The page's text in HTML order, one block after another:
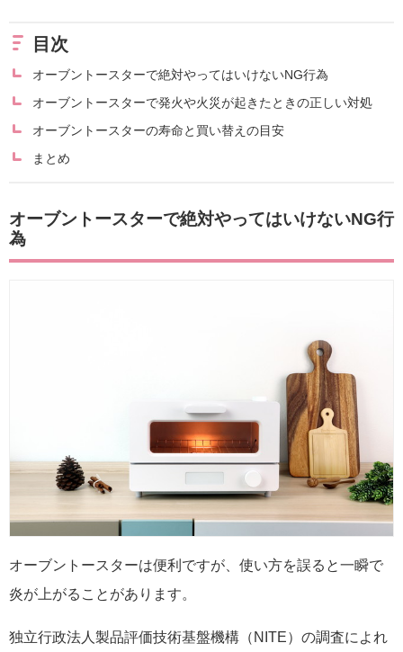
目次
オーブントースターで絶対やってはいけないNG行為
オーブントースターで発火や火災が起きたときの正しい対処
オーブントースターの寿命と買い替えの目安
まとめ
オーブントースターで絶対やってはいけないNG行
為
オーブントースターは便利ですが、使い方を誤ると一瞬で
炎が上がることがあります。
独立行政法人製品評価技術基盤機構（NITE）の調査によれ